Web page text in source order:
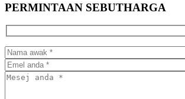
PERMINTAAN SEBUTHARGA